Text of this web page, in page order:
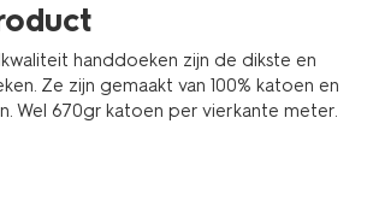
handdoeken zijn de dikste en
Ze zijn gemaakt van 100% katoen en
Wel 670gr katoen per vierkante meter.